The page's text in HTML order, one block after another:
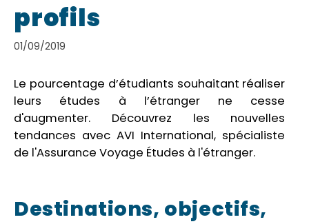
profils
01/09/2019
Le pourcentage d’étudiants souhaitant réaliser
leurs études à l’étranger ne cesse
d'augmenter. Découvrez les nouvelles
tendances avec AVI International, spécialiste
de l'Assurance Voyage Études à l'étranger.
Destinations, objectifs,